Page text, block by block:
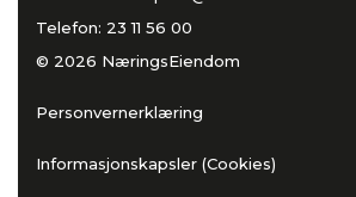
Telefon: 23 11 56 00
© 2026 NæringsEiendom
Personvernerklæring
Informasjonskapsler (Cookies)